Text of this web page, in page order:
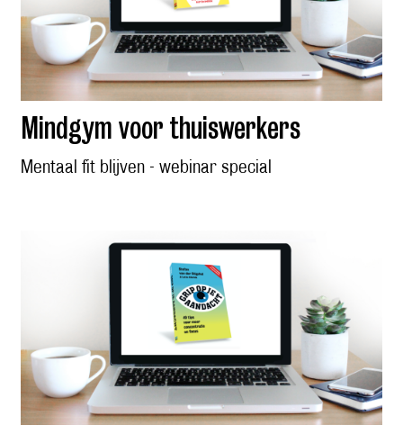
Mindgym voor thuiswerkers
Mentaal fit blijven - webinar special